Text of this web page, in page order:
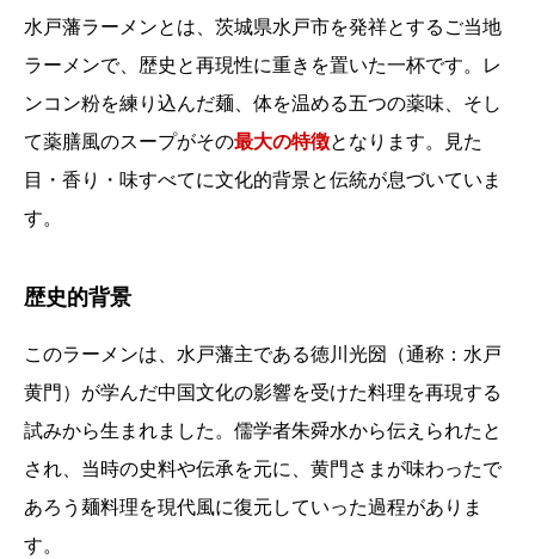
水戸藩ラーメンとは、茨城県水戸市を発祥とするご当地
ラーメンで、歴史と再現性に重きを置いた一杯です。レ
ンコン粉を練り込んだ麺、体を温める五つの薬味、そし
て薬膳風のスープがその最大の特徴となります。見た
目・香り・味すべてに文化的背景と伝統が息づいていま
す。
歴史的背景
このラーメンは、水戸藩主である徳川光圀（通称：水戸
黄門）が学んだ中国文化の影響を受けた料理を再現する
試みから生まれました。儒学者朱舜水から伝えられたと
され、当時の史料や伝承を元に、黄門さまが味わったで
あろう麺料理を現代風に復元していった過程がありま
す。